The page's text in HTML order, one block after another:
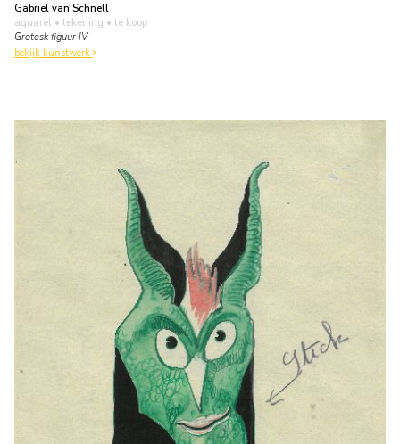
Gabriel van Schnell
aquarel • tekening • te koop
Grotesk figuur IV
bekijk kunstwerk